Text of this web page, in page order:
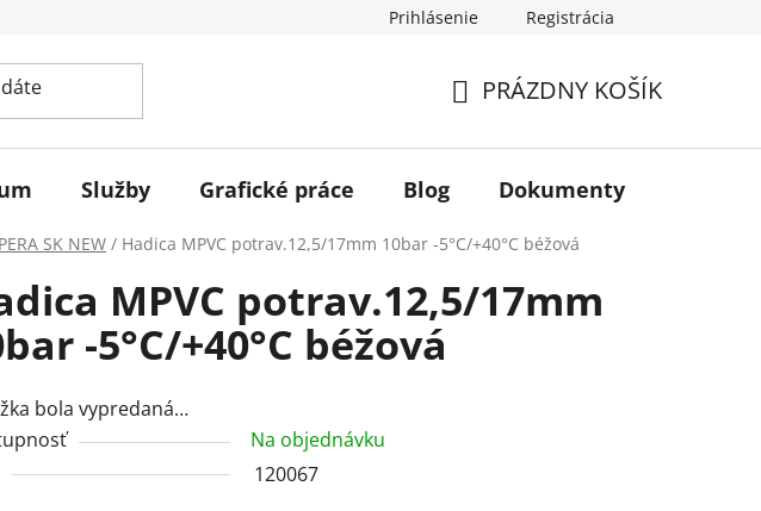
Prihlásenie Registrácia
KOŠÍK
PRÁZDNY KOŠÍK
Služby Grafické práce Blog Dokumenty
SK NEW / Hadica MPVC potrav.12,5/17mm 10bar -5°C/+40°C béžová
MPVC potrav.12,5/17mm
-5°C/+40°C béžová
bola vypredaná…
Na objednávku
120067